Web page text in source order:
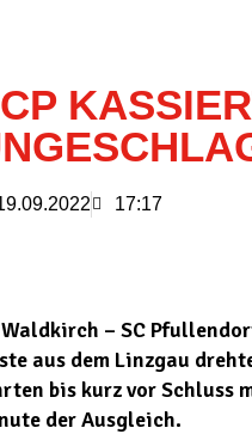
17:17
Waldkirch – SC
aus dem Linzgau
bis kurz vor Schluss
der Ausgleich.